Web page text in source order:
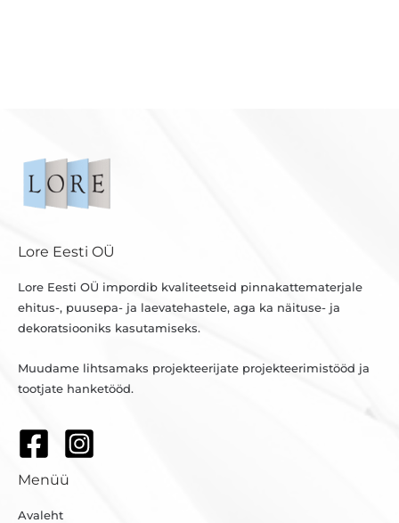
Lore Eesti OÜ
Lore Eesti OÜ impordib kvaliteetseid pinnakattematerjale
ehitus-, puusepa- ja laevatehastele, aga ka näituse- ja
dekoratsiooniks kasutamiseks.
Muudame lihtsamaks projekteerijate projekteerimistööd ja
tootjate hanketööd.
Menüü
Avaleht